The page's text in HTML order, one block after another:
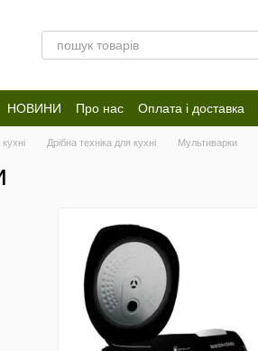
НОВИНИ Про нас Оплата і доставка
про магазин
Дрібна техніка для кухні Мультиварки